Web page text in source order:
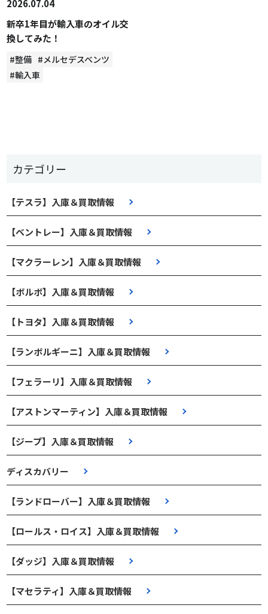
カテゴリー
【テスラ】入庫＆買取情報
【ベントレー】入庫＆買取情報
【マクラーレン】入庫＆買取情報
【ボルボ】入庫＆買取情報
【トヨタ】入庫＆買取情報
【ランボルギーニ】入庫＆買取情報
【フェラーリ】入庫＆買取情報
【アストンマーティン】入庫＆買取情報
【ジープ】入庫＆買取情報
ディスカバリー
【ランドローバー】入庫＆買取情報
【ロールス・ロイス】入庫＆買取情報
【ダッジ】入庫＆買取情報
【マセラティ】入庫＆買取情報
2026.07.04
新卒1年目が輸入車のオイル交
換してみた！
#整備 #メルセデスベンツ
#輸入車